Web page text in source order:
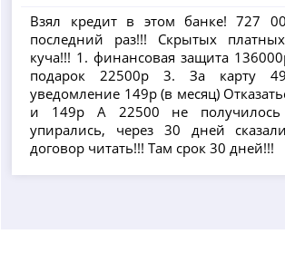
Взял кредит в этом банке! 727
последний раз!!! Скрытых
куча!!! 1. финансовая защита
подарок 22500р 3. За карту
уведомление 149р (в месяц)
и 149р А 22500 не получилось
упирались, через 30 дней
договор читать!!! Там срок 30 дней!!!